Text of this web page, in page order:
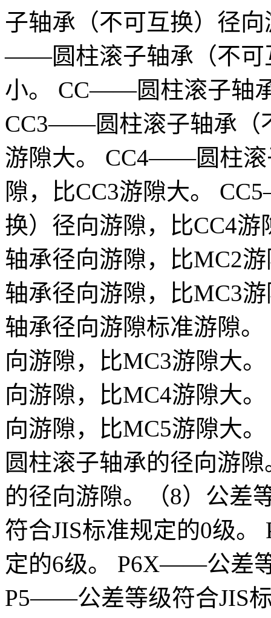
子轴承（不可互换）径
——圆柱滚子轴承（不可
小。 CC——圆柱滚子轴
CC3——圆柱滚子轴承（
游隙大。 CC4——圆柱滚
隙，比CC3游隙大。
换）径向游隙，比CC4
轴承径向游隙，比MC2
轴承径向游隙，比MC3
轴承径向游隙标准游隙
向游隙，比MC3游隙大
向游隙，比MC4游隙大
向游隙，比MC5游隙大
圆柱滚子轴承的径向游
的径向游隙。（8）公
符合JIS标准规定的0级
定的6级。 P6X——公差
P5——公差等级符合JIS